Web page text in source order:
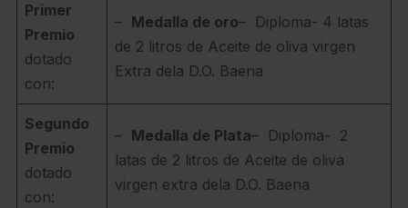
Primer
Premio
dotado
con:
– Medalla de oro– Diploma- 4 latas
de 2 litros de Aceite de oliva virgen
Extra dela D.O. Baena
Segundo
Premio
dotado
con:
– Medalla de Plata– Diploma- 2
latas de 2 litros de Aceite de oliva
virgen extra dela D.O. Baena